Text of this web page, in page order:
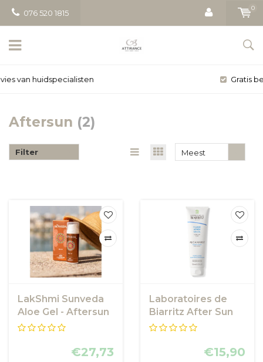
076 520 1815
0
Gratis bezorging vanaf € 50
Aftersun (2)
Filter
Meest
LakShmi Sunveda
Aloe Gel - Aftersun
van LakShmi
€27,73
Laboratoires de
Biarritz After Sun
Fluid
€15,90